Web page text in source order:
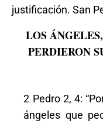
justificación. San
LOS
PERDIERON
2 Pedro 2, 4:
ángeles que